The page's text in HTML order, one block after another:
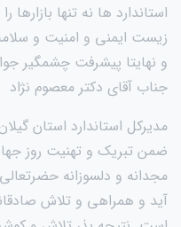
استاندارد ها نه تنها
زیست ایمنی و امنیت و
و نهایتا پیشرفت چشمگیر
جناب آقای دکتر معصوم نژاد
مدیرکل استاندارد استان
ضمن تبریک و تهنیت روز
مجدانه و دلسوزانه
آید و همراهی و تلاش